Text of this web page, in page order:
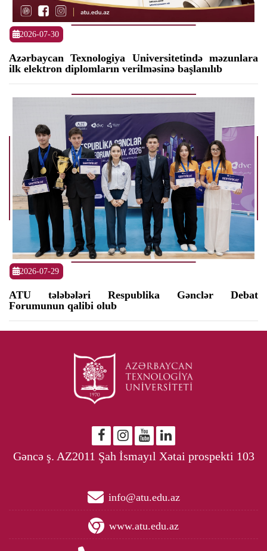
2026-07-30
Azərbaycan Texnologiya Universitetində məzunlara
ilk elektron diplomların verilməsinə başlanılıb
2026-07-29
ATU tələbələri Respublika Gənclər Debat
Forumunun qalibi olub
Gəncə ş. AZ2011 Şah İsmayıl Xətai prospekti 103
info@atu.edu.az
www.atu.edu.az